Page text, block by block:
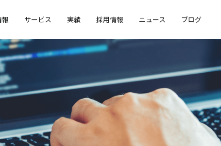
サービス 実績 採用情報 ニュース ブログ